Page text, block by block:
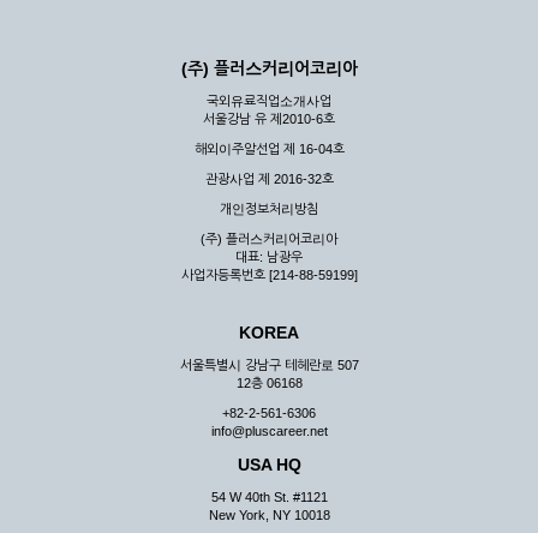
(주) 플러스커리어코리아
국외유료직업소개사업
서울강남 유 제2010-6호
해외이주알선업 제 16-04호
관광사업 제 2016-32호
개인정보처리방침
(주) 플러스커리어코리아
대표: 남광우
사업자등록번호 [214-88-59199]
KOREA
서울특별시 강남구 테헤란로 507
12층 06168
+82-2-561-6306
info@pluscareer.net
USA HQ
54 W 40th St. #1121
New York, NY 10018